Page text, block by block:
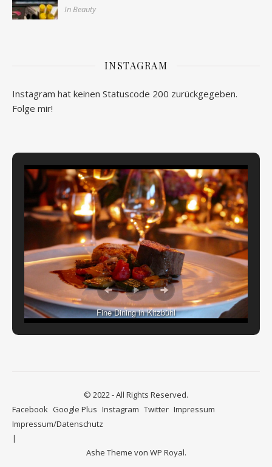
In Beauty
INSTAGRAM
Instagram hat keinen Statuscode 200 zurückgegeben.
Folge mir!
Fine Dining in Kitzbühl
© 2022 - All Rights Reserved.
Facebook Google Plus Instagram Twitter Impressum
Impressum/Datenschutz
Ashe Theme von WP Royal.